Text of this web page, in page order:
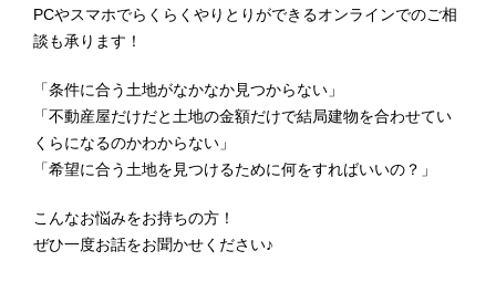
PCやスマホでらくらくやりとりができるオンラインでのご相
談も承ります！
「条件に合う土地がなかなか見つからない」
「不動産屋だけだと土地の金額だけで結局建物を合わせてい
くらになるのかわからない」
「希望に合う土地を見つけるために何をすればいいの？」
こんなお悩みをお持ちの方！
ぜひ一度お話をお聞かせください♪